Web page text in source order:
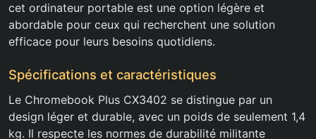
cet ordinateur portable est une option légère et
abordable pour ceux qui recherchent une solution
efficace pour leurs besoins quotidiens.
Spécifications et caractéristiques
Le Chromebook Plus CX3402 se distingue par un
design léger et durable, avec un poids de seulement 1,4
kg. Il respecte les normes de durabilité militante